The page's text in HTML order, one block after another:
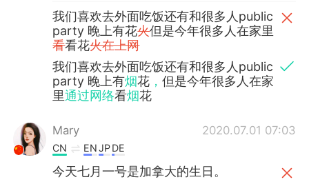
我们喜欢去外面吃饭还有和很多人public
party 晚上有花火但是今年很多人在家里
看看花火在上网
我们喜欢去外面吃饭还有和很多人public
party 晚上有烟花 ，但是今年很多人在家
里通过网络看烟花
Mary 2020.07.01 07:03
CN ENJPDE
今天七月一号是加拿大的生日。